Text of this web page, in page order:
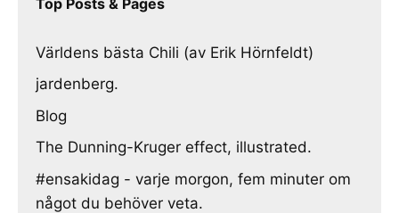
Världens bästa Chili (av Erik Hörnfeldt)
jardenberg.
Blog
The Dunning-Kruger effect, illustrated.
#ensakidag - varje morgon, fem minuter om
något du behöver veta.